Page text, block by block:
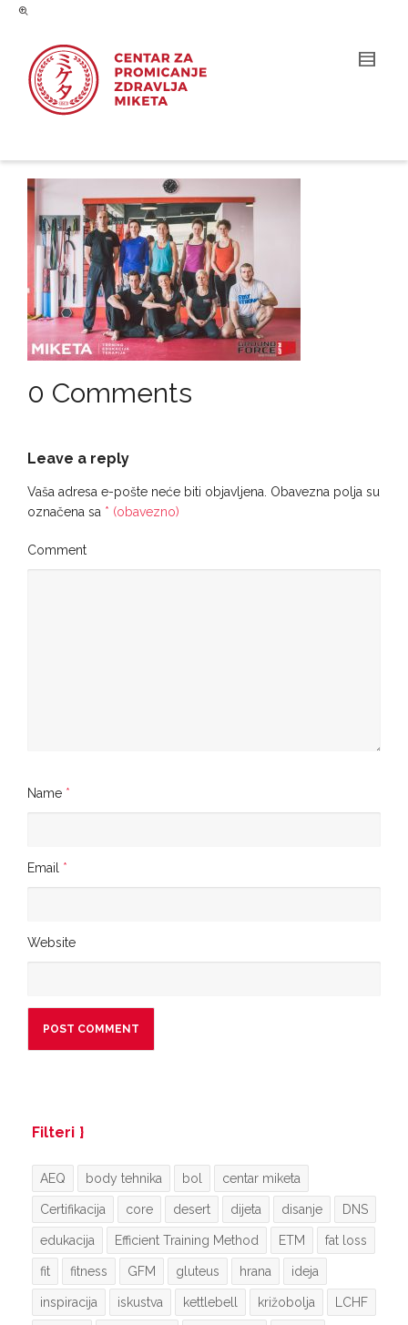
0 Comments
Leave a reply
Vaša adresa e-pošte neće biti objavljena. Obavezna polja su
označena sa * (obavezno)
Comment
Name *
Email *
Website
Filteri
AEQ body tehnika bol centar miketa
Certifikacija core desert dijeta disanje DNS
edukacija Efficient Training Method ETM fat loss
fit fitness GFM gluteus hrana ideja
inspiracija iskustva kettlebell križobolja LCHF